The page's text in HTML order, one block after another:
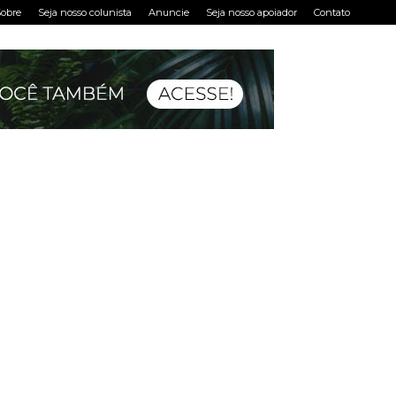
Seja nosso colunista Anuncie Seja nosso apoiador Contato